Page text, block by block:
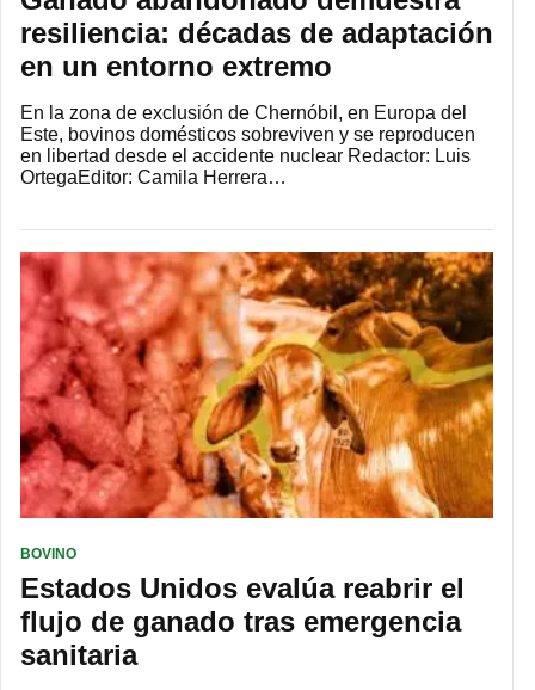
resiliencia: décadas de adaptación
en un entorno extremo
En la zona de exclusión de Chernóbil, en Europa del
Este, bovinos domésticos sobreviven y se reproducen
en libertad desde el accidente nuclear Redactor: Luis
OrtegaEditor: Camila Herrera…
BOVINO
Estados Unidos evalúa reabrir el
flujo de ganado tras emergencia
sanitaria